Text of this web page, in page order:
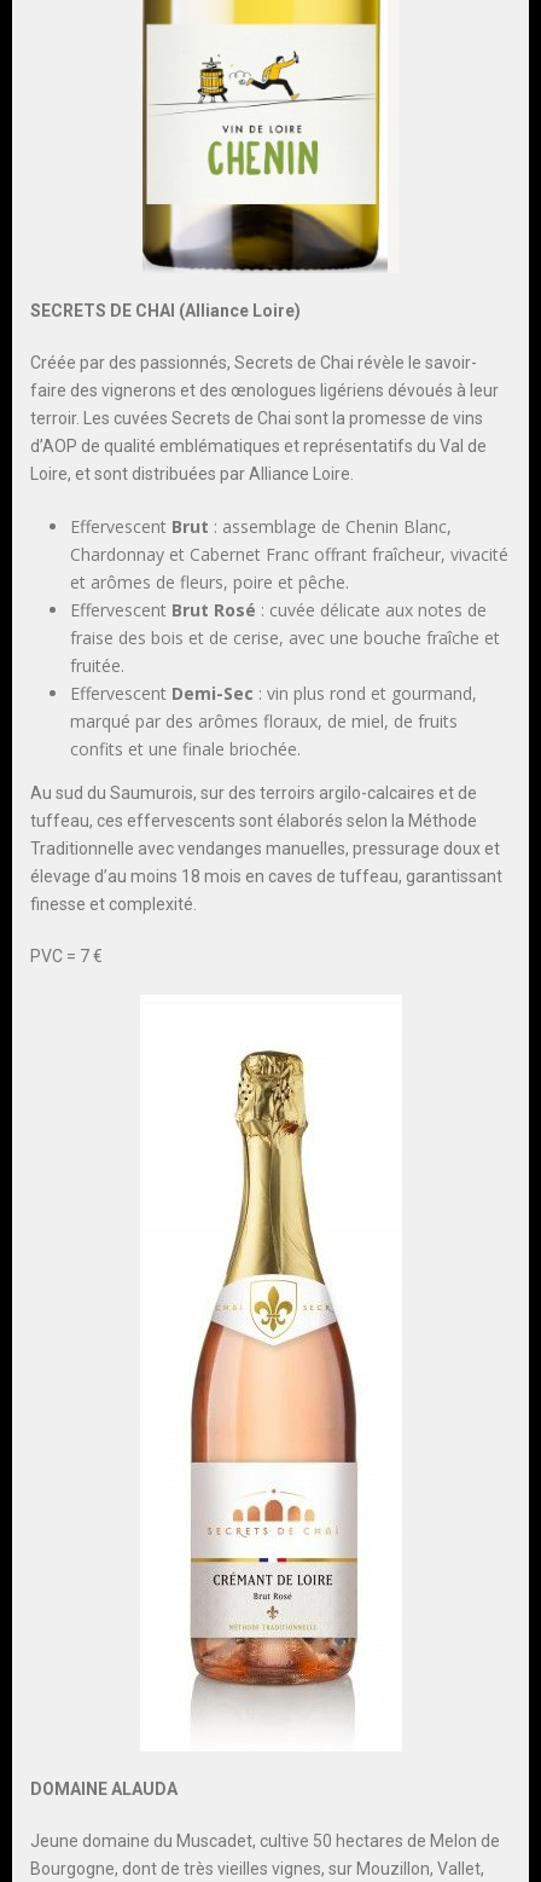
SECRETS DE CHAI (Alliance Loire)
Créée par des passionnés, Secrets de Chai révèle le savoir-
faire des vignerons et des œnologues ligériens dévoués à leur
terroir. Les cuvées Secrets de Chai sont la promesse de vins
d’AOP de qualité emblématiques et représentatifs du Val de
Loire, et sont distribuées par Alliance Loire.
Effervescent Brut : assemblage de Chenin Blanc,
Chardonnay et Cabernet Franc offrant fraîcheur, vivacité
et arômes de fleurs, poire et pêche.
Effervescent Brut Rosé : cuvée délicate aux notes de
fraise des bois et de cerise, avec une bouche fraîche et
fruitée.
EffervescentDemi-Sec : vin plus rond et gourmand,
marqué par des arômes floraux, de miel, de fruits
confits et une finale briochée.
Au sud du Saumurois, sur des terroirs argilo-calcaires et de
tuffeau, ces effervescents sont élaborés selon la Méthode
Traditionnelle avec vendanges manuelles, pressurage doux et
élevage d’au moins 18 mois en caves de tuffeau, garantissant
finesse et complexité.
PVC = 7 €
DOMAINE ALAUDA
Jeune domaine du Muscadet, cultive 50 hectares de Melon de
Bourgogne, dont de très vieilles vignes, sur Mouzillon, Vallet,